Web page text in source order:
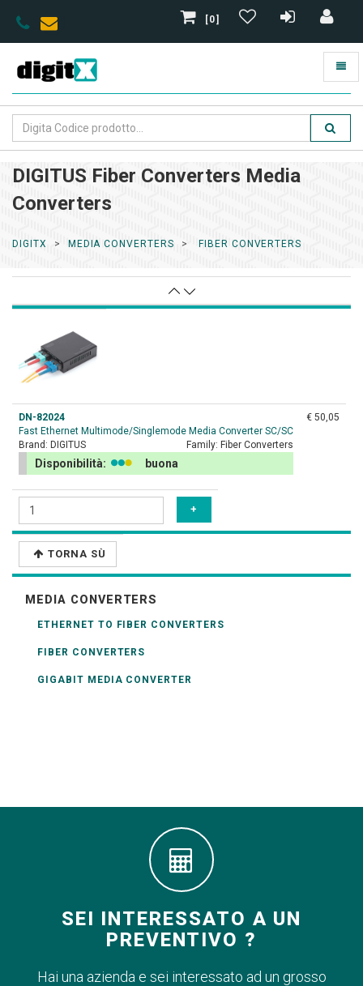
[0]
DIGITUS Fiber Converters Media
Converters
DIGITX MEDIA CONVERTERS FIBER CONVERTERS
DN-82024
Fast Ethernet Multimode/Singlemode Media Converter SC/SC
Brand: DIGITUS Family: Fiber Converters
Disponibilità: buona
€ 50,05
TORNA SÙ
MEDIA CONVERTERS
ETHERNET TO FIBER CONVERTERS
FIBER CONVERTERS
GIGABIT MEDIA CONVERTER
SEI INTERESSATO A UN
PREVENTIVO ?
Hai una azienda e sei interessato ad un grosso